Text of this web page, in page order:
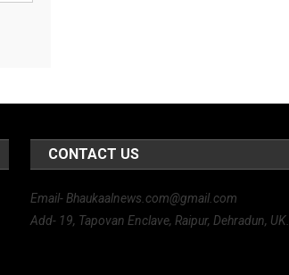
CONTACT US
Email- Bhaukaalnews.com@gmail.com
Add- 19, Tapovan Enclave, Raipur, Dehradun, UK.